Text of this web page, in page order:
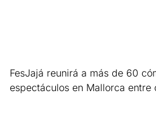
FesJajá reunirá a más de 60
espectáculos en Mallorca